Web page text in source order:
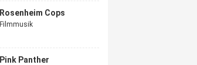
Rosenheim Cops
Filmmusik
Pink Panther